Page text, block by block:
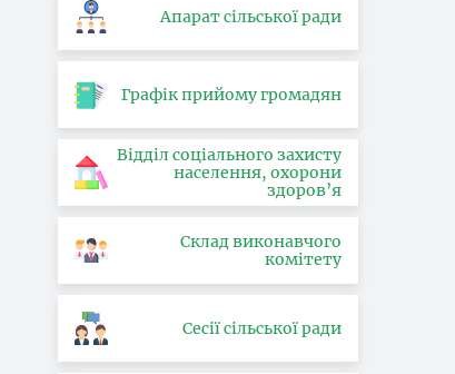
Апарат сільської ради
Графік прийому громадян
Відділ соціального захисту
населення, охорони
здоров’я
Склад виконавчого
комітету
Сесії сільської ради